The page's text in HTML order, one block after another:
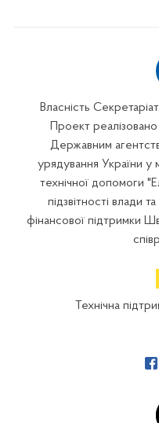
Власність
Проект
Державним
урядування України
технічної допомоги
підзвітності влади
фінансової підтримки
Технічна